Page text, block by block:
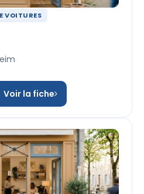
VOITURES
Voir la fiche